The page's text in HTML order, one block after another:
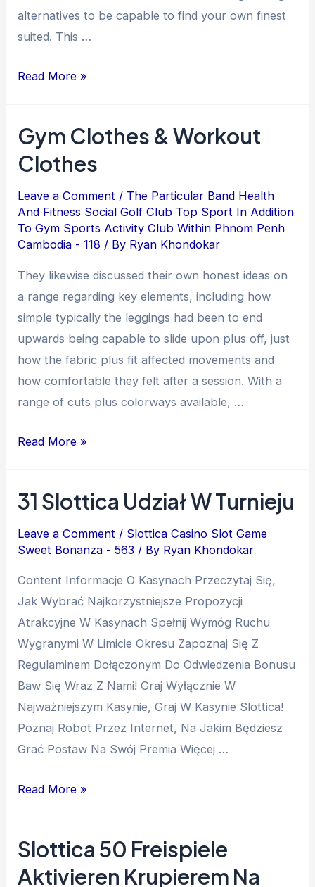
alternatives to be capable to find your own finest
suited. This …
Read More »
Gym Clothes & Workout
Clothes
Leave a Comment / The Particular Band Health
And Fitness Social Golf Club Top Sport In Addition
To Gym Sports Activity Club Within Phnom Penh
Cambodia - 118 / By Ryan Khondokar
They likewise discussed their own honest ideas on
a range regarding key elements, including how
simple typically the leggings had been to end
upwards being capable to slide upon plus off, just
how the fabric plus fit affected movements and
how comfortable they felt after a session. With a
range of cuts plus colorways available, …
Read More »
31 Slottica Udział W Turnieju
Leave a Comment / Slottica Casino Slot Game
Sweet Bonanza - 563 / By Ryan Khondokar
Content Informacje O Kasynach Przeczytaj Się,
Jak Wybrać Najkorzystniejsze Propozycji
Atrakcyjne W Kasynach Spełnij Wymóg Ruchu
Wygranymi W Limicie Okresu Zapoznaj Się Z
Regulaminem Dołączonym Do Odwiedzenia Bonusu
Baw Się Wraz Z Nami! Graj Wyłącznie W
Najważniejszym Kasynie, Graj W Kasynie Slottica!
Poznaj Robot Przez Internet, Na Jakim Będziesz
Grać Postaw Na Swój Premia Więcej …
Read More »
Slottica 50 Freispiele
Aktivieren Krupierem Na